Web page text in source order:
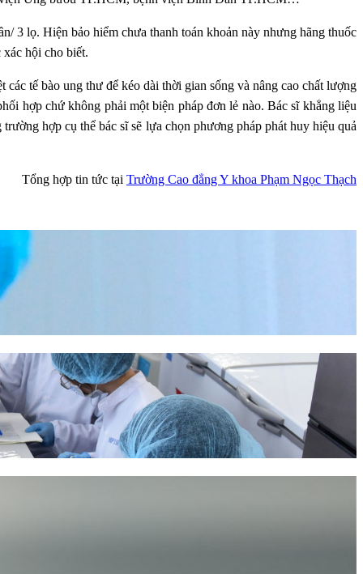
3 lọ. Hiện bảo hiểm chưa thanh toán khoản này nhưng hãng thuốc
hội cho biết.
tế bào ung thư để kéo dài thời gian sống và nâng cao chất lượng
hợp chứ không phải một biện pháp đơn lẻ nào. Bác sĩ khẳng liệu
hợp cụ thể bác sĩ sẽ lựa chọn phương pháp phát huy hiệu quả
Tổng hợp tin tức tại Trường Cao đẳng Y khoa Phạm Ngọc Thạch